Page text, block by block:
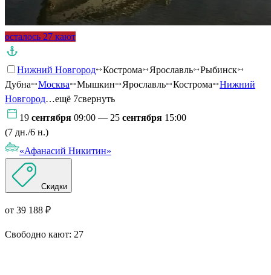
осталось 27 кают
Нижний Новгород Кострома Ярославль
Рыбинск
Дубна
Москва Мышкин Ярославль Кострома
Нижний
Новгород…ещё 7свернуть
19 сентября 09:00 — 25 сентября 15:00
(7 дн./6 н.)
«Афанасий Никитин»
Скидки
от 39 188 ₽
Свободно кают: 27